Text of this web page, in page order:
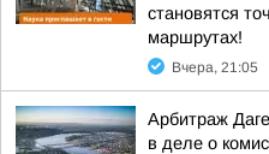
становятся
маршрутах!
Вчера, 21:05
Арбитраж
в деле о